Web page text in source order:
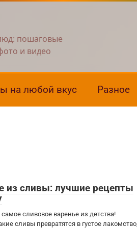
пошаговые
и видео
на любой вкус Разное
из сливы: лучшие рецепты
самое сливовое варенье из детства!
сливы превратятся в густое лакомство,